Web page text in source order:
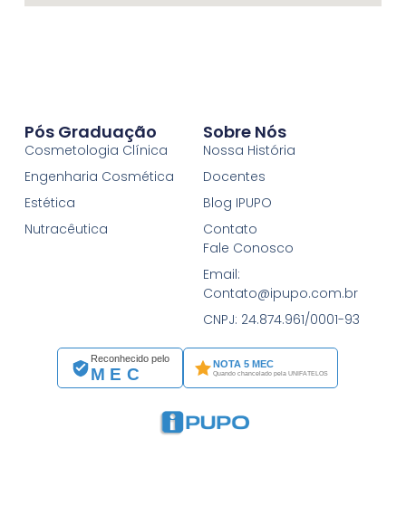
Reconhecido pelo
MEC
NOTA 5 MEC
Quando chancelado pela UNIFATELOS
Pós Graduação
Cosmetologia Clínica
Engenharia Cosmética
Estética
Nutracêutica
Sobre Nós
Nossa História
Docentes
Blog IPUPO
Contato
Fale Conosco
Email:
Contato@ipupo.com.br
CNPJ: 24.874.961/0001-93